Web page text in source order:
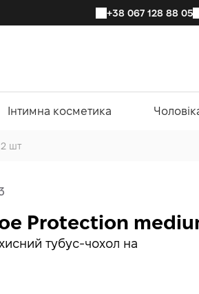
+38 067 128 88 05
Інтимна косметика
шт
тубус-чохол на
Protection